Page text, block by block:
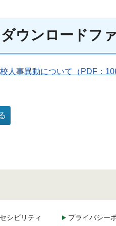
ウンロードファ
人事異動について（PDF：
シビリティ プライバシー